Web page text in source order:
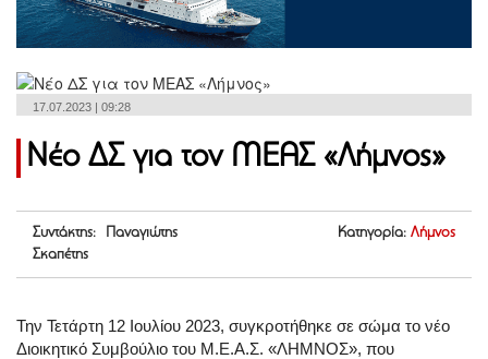
17.07.2023 | 09:28
Νέο ΔΣ για τον ΜΕΑΣ «Λήμνος»
Συντάκτης: Παναγιώτης
Σκαπέτης
Κατηγορία: Λήμνος
Την Τετάρτη 12 Ιουλίου 2023, συγκροτήθηκε σε σώμα το νέο
Διοικητικό Συμβούλιο του Μ.Ε.Α.Σ. «ΛΗΜΝΟΣ», που